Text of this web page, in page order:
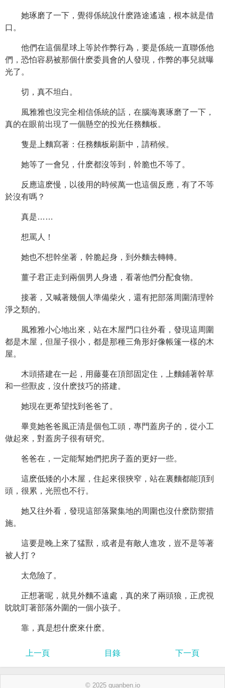
她琢磨了一下，覺得係統說什麽路途遙遠，根本就是借
口。
他們在這個星球上等於作弊行為，要是係統一直聯係他
們，恐怕容易被那個什麽委員會的人發現，作弊的事兒就曝
光了。
切，真不坦白。
風雅雅也沒完全相信係統的話，在腦海裏琢磨了一下，
真的在眼前出現了一個懸空的投光任務麵板。
隻是上麵寫著：任務麵板刷新中，請稍候。
她等了一會兒，什麽都沒等到，幹脆也不等了。
反應這麽慢，以後用的時候萬一也這個反應，有了不等
於沒有嗎？
真是……
想罵人！
她也不想幹坐著，幹脆起身，到外麵去轉轉。
薑子君正走到兩個男人身邊，看著他們分配食物。
接著，又喊著幾個人準備柴火，還有把部落周圍清理幹
淨之類的。
風雅雅小心地出來，站在木屋門口往外看，發現這周圍
都是木屋，但屋子很小，都是那種三角形好像帳篷一樣的木
屋。
木頭搭建在一起，用藤蔓在頂部固定住，上麵鋪著幹草
和一些獸皮，沒什麽技巧的搭建。
她現在更希望找到爸爸了。
畢竟她爸爸風正清是個包工頭，專門蓋房子的，從小工
做起來，對蓋房子很有研究。
爸爸在，一定能幫她們把房子蓋的更好一些。
這麽低矮的小木屋，住起來很狹窄，站在裏麵都能頂到
頭，很累，光照也不行。
她又往外看，發現這部落聚集地的周圍也沒什麽防禦措
施。
這要是晚上來了猛獸，或者是有敵人進攻，豈不是等著
被人打？
太危險了。
正想著呢，就見外麵不遠處，真的來了兩頭狼，正虎視
眈眈盯著部落外圍的一個小孩子。
靠，真是想什麽來什麽。
上一頁 目錄 下一頁
© 2025 quanben.io